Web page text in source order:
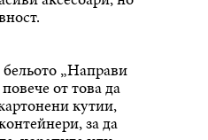
„Направи
от това да
кутии,
за да